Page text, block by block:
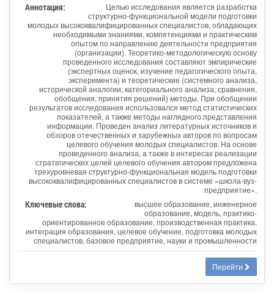
Аннотация:
Целью исследования является разработка
структурно-функциональной модели подготовки
молодых высококвалифицированных специалистов, обладающих
необходимыми знаниями, компетенциями и практическим
опытом по направлению деятельности предприятия
(организации). Теоретико-методологическую основу
проведенного исследования составляют эмпирические
(экспертных оценок, изучение педагогического опыта,
эксперимента) и теоретические (системного анализа,
исторической аналогии, категориального анализа, сравнения,
обобщения, принятия решений) методы. При обобщении
результатов исследования использовался метод статистических
показателей, а также методы наглядного представления
информации. Проведен анализ литературных источников и
обзоров отечественных и зарубежных авторов по вопросам
целевого обучения молодых специалистов. На основе
проведенного анализа, а также в интересах реализации
стратегических целей целевого обучения автором предложена
трехуровневая структурно-функциональная модель подготовки
высококвалифицированных специалистов в системе «школа-вуз-
предприятие».
Ключевые слова:
высшее образование, инженерное
образование, модель, практико-
ориентированное образование, производственная практика,
интеграция образования, целевое обучение, подготовка молодых
специалистов, базовое предприятие, науки и промышленности
Перейти